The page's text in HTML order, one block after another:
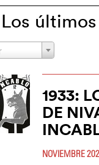
1933:
DE
NOVIEMBRE